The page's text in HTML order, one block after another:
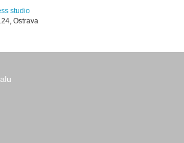
studio
Ostrava